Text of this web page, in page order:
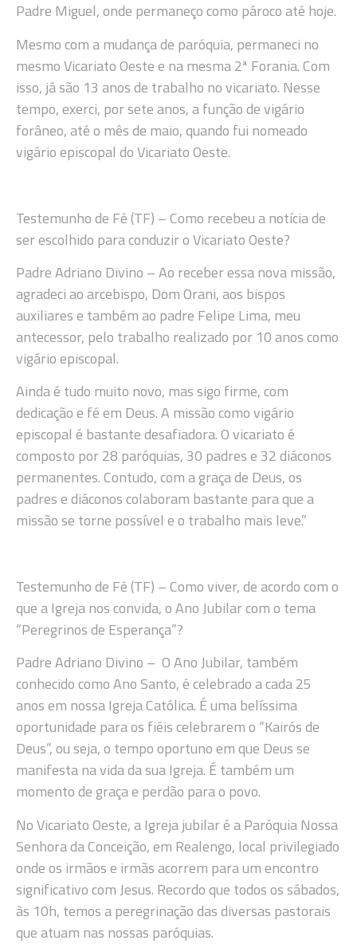
Padre Miguel, onde permaneço como pároco até hoje.
Mesmo com a mudança de paróquia, permaneci no
mesmo Vicariato Oeste e na mesma 2ª Forania. Com
isso, já são 13 anos de trabalho no vicariato. Nesse
tempo, exerci, por sete anos, a função de vigário
forâneo, até o mês de maio, quando fui nomeado
vigário episcopal do Vicariato Oeste.
Testemunho de Fé (TF) – Como recebeu a notícia de
ser escolhido para conduzir o Vicariato Oeste?
Padre Adriano Divino – Ao receber essa nova missão,
agradeci ao arcebispo, Dom Orani, aos bispos
auxiliares e também ao padre Felipe Lima, meu
antecessor, pelo trabalho realizado por 10 anos como
vigário episcopal.
Ainda é tudo muito novo, mas sigo firme, com
dedicação e fé em Deus. A missão como vigário
episcopal é bastante desafiadora. O vicariato é
composto por 28 paróquias, 30 padres e 32 diáconos
permanentes. Contudo, com a graça de Deus, os
padres e diáconos colaboram bastante para que a
missão se torne possível e o trabalho mais leve.”
Testemunho de Fé (TF) – Como viver, de acordo com o
que a Igreja nos convida, o Ano Jubilar com o tema
“Peregrinos de Esperança”?
Padre Adriano Divino – O Ano Jubilar, também
conhecido como Ano Santo, é celebrado a cada 25
anos em nossa Igreja Católica. É uma belíssima
oportunidade para os fiéis celebrarem o “Kairós de
Deus”, ou seja, o tempo oportuno em que Deus se
manifesta na vida da sua Igreja. É também um
momento de graça e perdão para o povo.
No Vicariato Oeste, a Igreja jubilar é a Paróquia Nossa
Senhora da Conceição, em Realengo, local privilegiado
onde os irmãos e irmãs acorrem para um encontro
significativo com Jesus. Recordo que todos os sábados,
às 10h, temos a peregrinação das diversas pastorais
que atuam nas nossas paróquias.